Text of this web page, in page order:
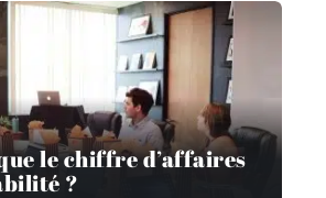
le chiffre d’affaires
?